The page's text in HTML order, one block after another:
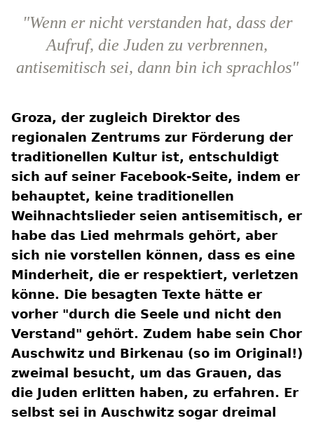
"Wenn er nicht verstanden hat, dass der
Aufruf, die Juden zu verbrennen,
antisemitisch sei, dann bin ich sprachlos"
Groza, der zugleich Direktor des
regionalen Zentrums zur Förderung der
traditionellen Kultur ist, entschuldigt
sich auf seiner Facebook-Seite, indem er
behauptet, keine traditionellen
Weihnachtslieder seien antisemitisch, er
habe das Lied mehrmals gehört, aber
sich nie vorstellen können, dass es eine
Minderheit, die er respektiert, verletzen
könne. Die besagten Texte hätte er
vorher "durch die Seele und nicht den
Verstand" gehört. Zudem habe sein Chor
Auschwitz und Birkenau (so im Original!)
zweimal besucht, um das Grauen, das
die Juden erlitten haben, zu erfahren. Er
selbst sei in Auschwitz sogar dreimal